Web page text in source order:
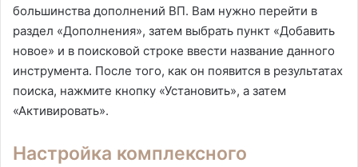
большинства дополнений ВП. Вам нужно перейти в
раздел «Дополнения», затем выбрать пункт «Добавить
новое» и в поисковой строке ввести название данного
инструмента. После того, как он появится в результатах
поиска, нажмите кнопку «Установить», а затем
«Активировать».
Настройка комплексного